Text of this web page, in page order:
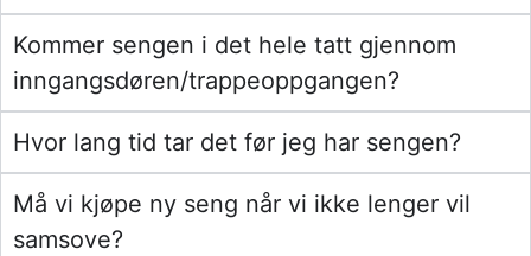
Kommer sengen i det hele tatt gjennom
inngangsdøren/trappeoppgangen?
Hvor lang tid tar det før jeg har sengen?
Må vi kjøpe ny seng når vi ikke lenger vil
samsove?